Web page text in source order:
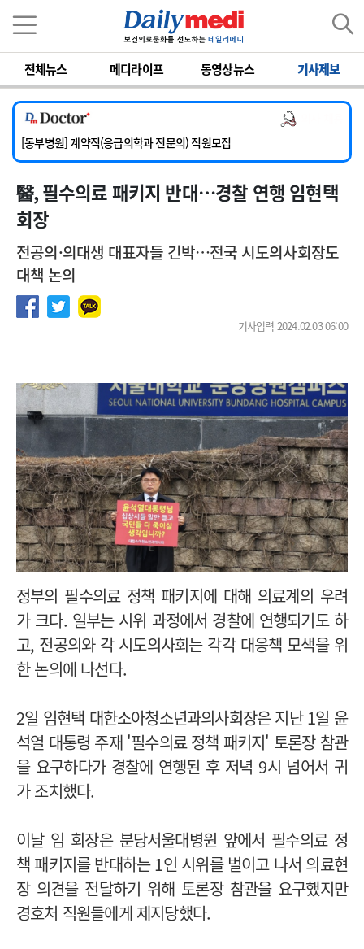
전체뉴스 메디라이프 동영상뉴스 기사제보
[서울아산병원] 2026년 하반기 인턴 모집
[영남대학교의료원] 마취통증의학과 임기제 임상의사 채용
[충남대학교병원] 소아청소년과(소아응급전담) 계약직 의사 공개채용
[동부병원] 계약직(응급의학과 전문의) 직원모집
[이대목동병원] 하반기 전공의(레지던트1년차) 모집
[서울아산병원] 2026년 하반기 인턴 모집
[영남대학교의료원] 마취통증의학과 임기제 임상의사 채용
醫, 필수의료 패키지 반대…경찰 연행 임현택
회장
전공의·의대생 대표자들 긴박…전국 시도의사회장도
대책 논의
기사입력 2024.02.03 06:00
정부의 필수의료 정책 패키지에 대해 의료계의 우려
가 크다. 일부는 시위 과정에서 경찰에 연행되기도 하
고, 전공의와 각 시도의사회는 각각 대응책 모색을 위
한 논의에 나선다.
2일 임현택 대한소아청소년과의사회장은 지난 1일 윤
석열 대통령 주재 '필수의료 정책 패키지' 토론장 참관
을 요구하다가 경찰에 연행된 후 저녁 9시 넘어서 귀
가 조치했다.
이날 임 회장은 분당서울대병원 앞에서 필수의료 정
책 패키지를 반대하는 1인 시위를 벌이고 나서 의료현
장 의견을 전달하기 위해 토론장 참관을 요구했지만
경호처 직원들에게 제지당했다.